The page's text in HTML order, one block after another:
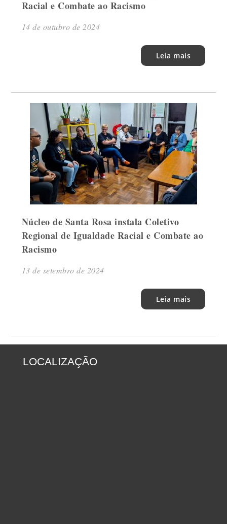
Racial e Combate ao Racismo
14 de outubro de 2024
Leia mais
Núcleo de Santa Rosa instala Coletivo
Regional de Igualdade Racial e Combate ao
Racismo
13 de setembro de 2024
Leia mais
LOCALIZAÇÃO